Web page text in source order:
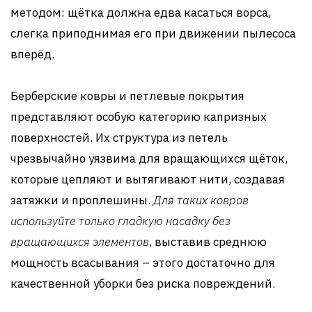
методом: щётка должна едва касаться ворса,
слегка приподнимая его при движении пылесоса
вперёд.
Берберские ковры и петлевые покрытия
представляют особую категорию капризных
поверхностей. Их структура из петель
чрезвычайно уязвима для вращающихся щёток,
которые цепляют и вытягивают нити, создавая
затяжки и проплешины.Для таких ковров
используйте только гладкую насадку без
вращающихся элементов, выставив среднюю
мощность всасывания – этого достаточно для
качественной уборки без риска повреждений.